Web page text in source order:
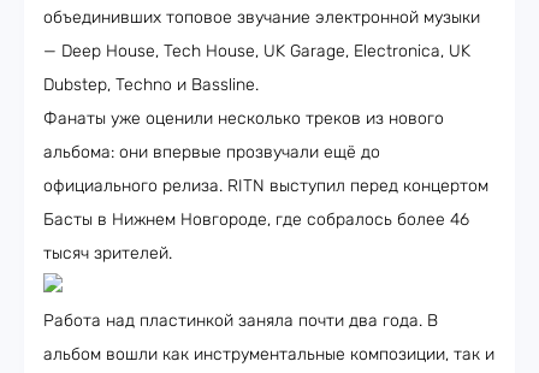
объединивших топовое звучание электронной музыки
— Deep House, Tech House, UK Garage, Electronica, UK
Dubstep, Techno и Bassline.
Фанаты уже оценили несколько треков из нового
альбома: они впервые прозвучали ещё до
официального релиза. RITN выступил перед концертом
Басты в Нижнем Новгороде, где собралось более 46
тысяч зрителей.
Работа над пластинкой заняла почти два года. В
альбом вошли как инструментальные композиции, так и